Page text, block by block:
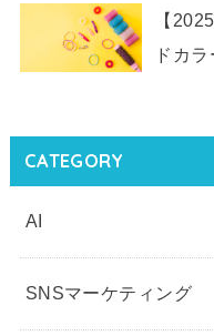
【
ドカ
CATEGORY
AI
SNSマーケティング